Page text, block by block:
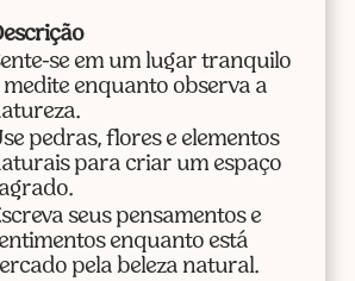
se em um lugar tranquilo
medite enquanto observa a
pedras, flores e elementos
para criar um espaço
seus pensamentos e
enquanto está
pela beleza natural.